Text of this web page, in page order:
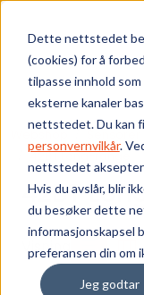
Dette nettstedet
(cookies) for å
tilpasse innhold
eksterne kanaler
nettstedet. Du kan
personvernvilkår.
nettstedet
Hvis du avslår, blir
du besøker dette
informasjonskapsel
preferansen din om
Jeg godtar
Skip to main content
Webshop
42BT Long-range
42BT
Visning
Bærekraft
Vi tilbyr
Ressurser
Om oss